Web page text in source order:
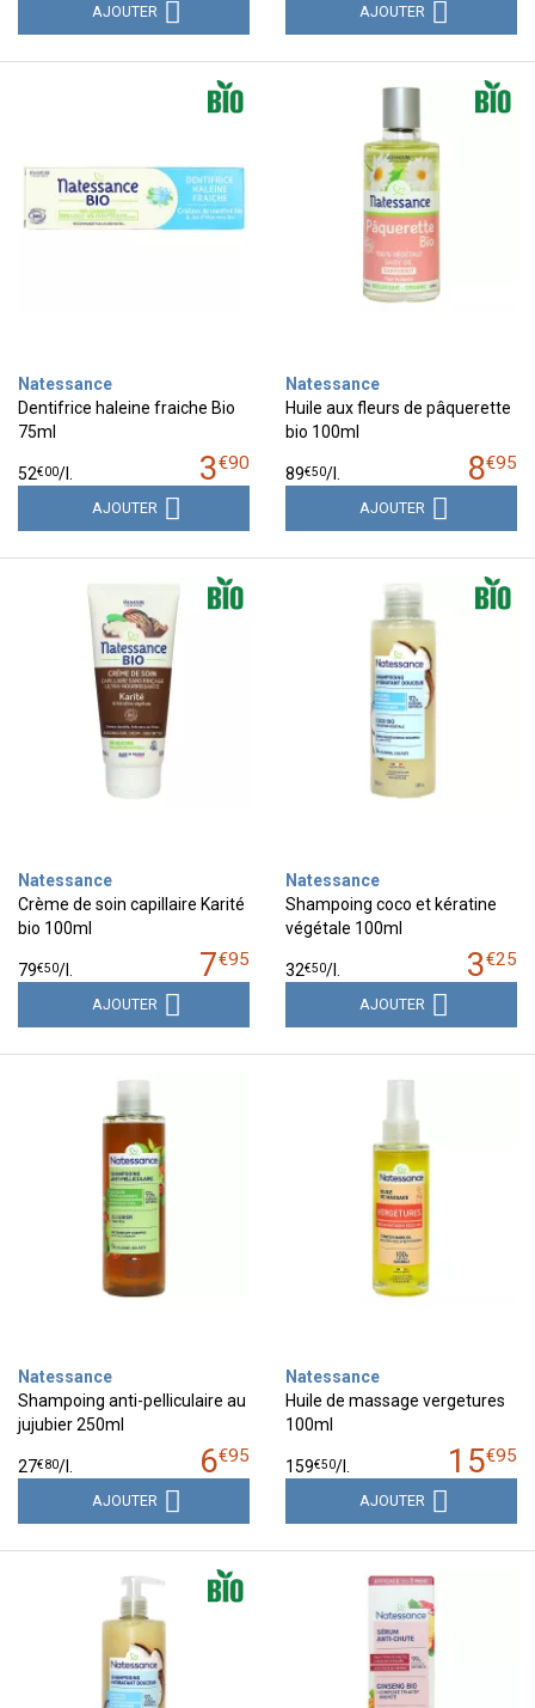
AJOUTER AJOUTER
Natessance
Dentifrice haleine fraiche Bio
75ml
3€90
52€00/
AJOUTER
Natessance
Huile aux fleurs de pâquerette
bio 100ml
8€95
89€50/
AJOUTER
Natessance
Crème de soin capillaire Karité
bio 100ml
7€95
79€50/
AJOUTER
Natessance
Shampoing coco et kératine
végétale 100ml
3€25
32€50/
AJOUTER
Natessance
Shampoing anti-pelliculaire au
jujubier 250ml
6€95
27€80/
AJOUTER
Natessance
Huile de massage vergetures
100ml
15€95
159€50/
AJOUTER